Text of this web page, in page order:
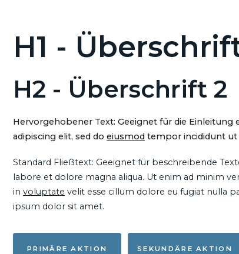
H1 -
H2 - Überschrift 2
Hervorgehobener Text: Geeignet für die
adipiscing elit, sed do eiusmod tempor incididunt ut
Standard Fließtext: Geeignet für beschreibende
labore et dolore magna aliqua. Ut enim ad minim
in voluptate velit esse cillum dolore eu fugiat nulla
ipsum dolor sit amet.
PRIMÄRE AKTION SEKUNDÄRE AKTION